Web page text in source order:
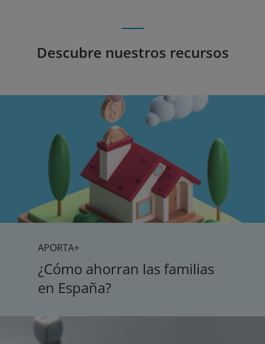
Descubre nuestros recursos
APORTA+
¿Cómo ahorran las familias
en España?